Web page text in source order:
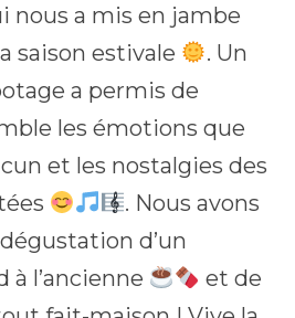
nous a mis en jambe
saison estivale
. Un
a permis de
les émotions que
et les nostalgies des
. Nous avons
d’un
à l’ancienne
et de